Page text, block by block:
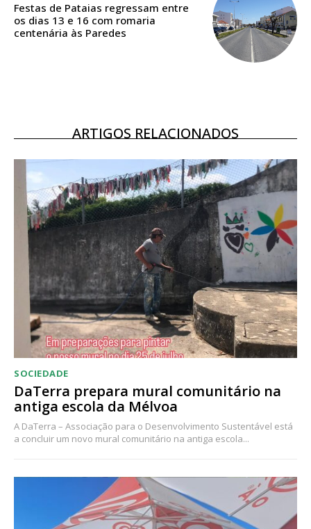
12 meses
Ofertas para assinatura anual
Escolha o plano
Festas de Pataias regressam entre
os dias 13 e 16 com romaria
centenária às Paredes
ARTIGOS RELACIONADOS
SOCIEDADE
DaTerra prepara mural comunitário na
antiga escola da Mélvoa
A DaTerra – Associação para o Desenvolvimento Sustentável está
a concluir um novo mural comunitário na antiga escola...